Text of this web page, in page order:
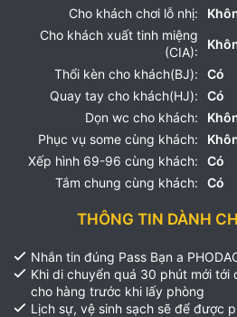
Cho khách chơi lỗ nhị:
Cho khách xuất tinh miệng
(CIA):
Thổi kèn cho khách(BJ):
Có
Quay tay cho khách(HJ):
Có
Dọn wc cho khách:
Phục vụ some cùng khách:
Xếp hình 69-96 cùng khách:
Có
Tắm chung cùng khách:
Có
THÔNG TIN DÀNH
Nhắn tin đúng Pass Bạn a
Khi di chuyển quá 30 phút mới tới
cho hàng trước khi lấy phòng
Lịch sự, vệ sinh sạch sẽ để được